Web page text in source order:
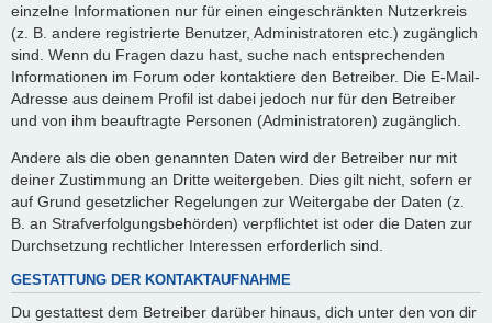
einzelne Informationen nur für einen eingeschränkten Nutzerkreis
(z. B. andere registrierte Benutzer, Administratoren etc.) zugänglich
sind. Wenn du Fragen dazu hast, suche nach entsprechenden
Informationen im Forum oder kontaktiere den Betreiber. Die E-Mail-
Adresse aus deinem Profil ist dabei jedoch nur für den Betreiber
und von ihm beauftragte Personen (Administratoren) zugänglich.
Andere als die oben genannten Daten wird der Betreiber nur mit
deiner Zustimmung an Dritte weitergeben. Dies gilt nicht, sofern er
auf Grund gesetzlicher Regelungen zur Weitergabe der Daten (z.
B. an Strafverfolgungsbehörden) verpflichtet ist oder die Daten zur
Durchsetzung rechtlicher Interessen erforderlich sind.
GESTATTUNG DER KONTAKTAUFNAHME
Du gestattest dem Betreiber darüber hinaus, dich unter den von dir